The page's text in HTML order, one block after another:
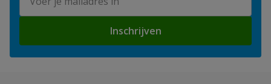
Inschrijven